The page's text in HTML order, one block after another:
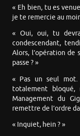
« Eh bien, tu es
je te remercie au
« Oui, oui, tu
condescendant,
Alors, l’opération de
passe ? »
« Pas un seul mot.
totalement bloqué,
Management du
remettre de l’ordre
« Inquiet, hein ? »